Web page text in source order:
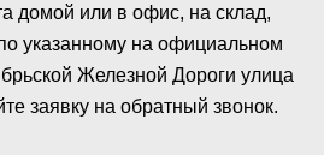
домой или в офис, на склад,
указанному на официальном
Железной Дороги улица
заявку на обратный звонок.